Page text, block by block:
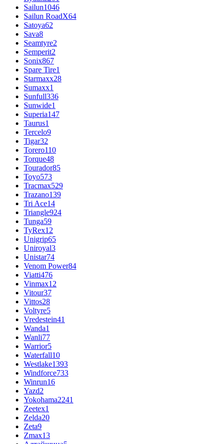
Sailun1046
Sailun RoadX64
Satoya62
Sava8
Seamtyre2
Semperit2
Sonix867
Spare Tire1
Starmaxx28
Sumaxx1
Sunfull336
Sunwide1
Superia147
Taurus1
Tercelo9
Tigar32
Torero110
Torque48
Tourador85
Toyo573
Tracmax529
Trazano139
Tri Ace14
Triangle924
Tunga59
TyRex12
Unigrip65
Uniroyal3
Unistar74
Venom Power84
Viatti476
Vinmax12
Vitour37
Vittos28
Voltyre5
Vredestein41
Wanda1
Wanli77
Warrior5
Waterfall10
Westlake1393
Windforce733
Winrun16
Yazd2
Yokohama2241
Zeetex1
Zelda20
Zeta9
Zmax13